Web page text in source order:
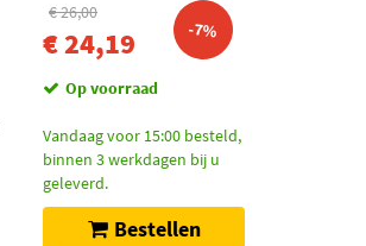
€ 26,00
€ 24,19 -7%
Op voorraad
Vandaag voor 15:00 besteld,
binnen 3 werkdagen bij u
geleverd.
Bestellen